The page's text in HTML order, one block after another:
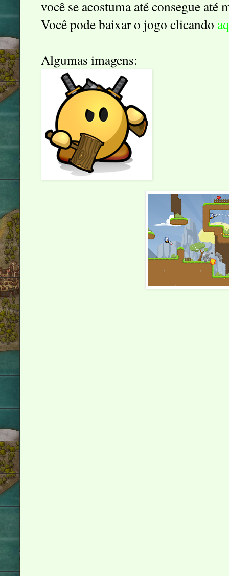
você se acostuma até consegue até
Você pode baixar o jogo clicando
Algumas imagens: